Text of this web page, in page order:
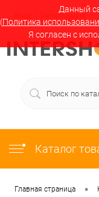
Данный
(Политика
Я согласен с
Вход Регистрация
Каталог
Главная страница •